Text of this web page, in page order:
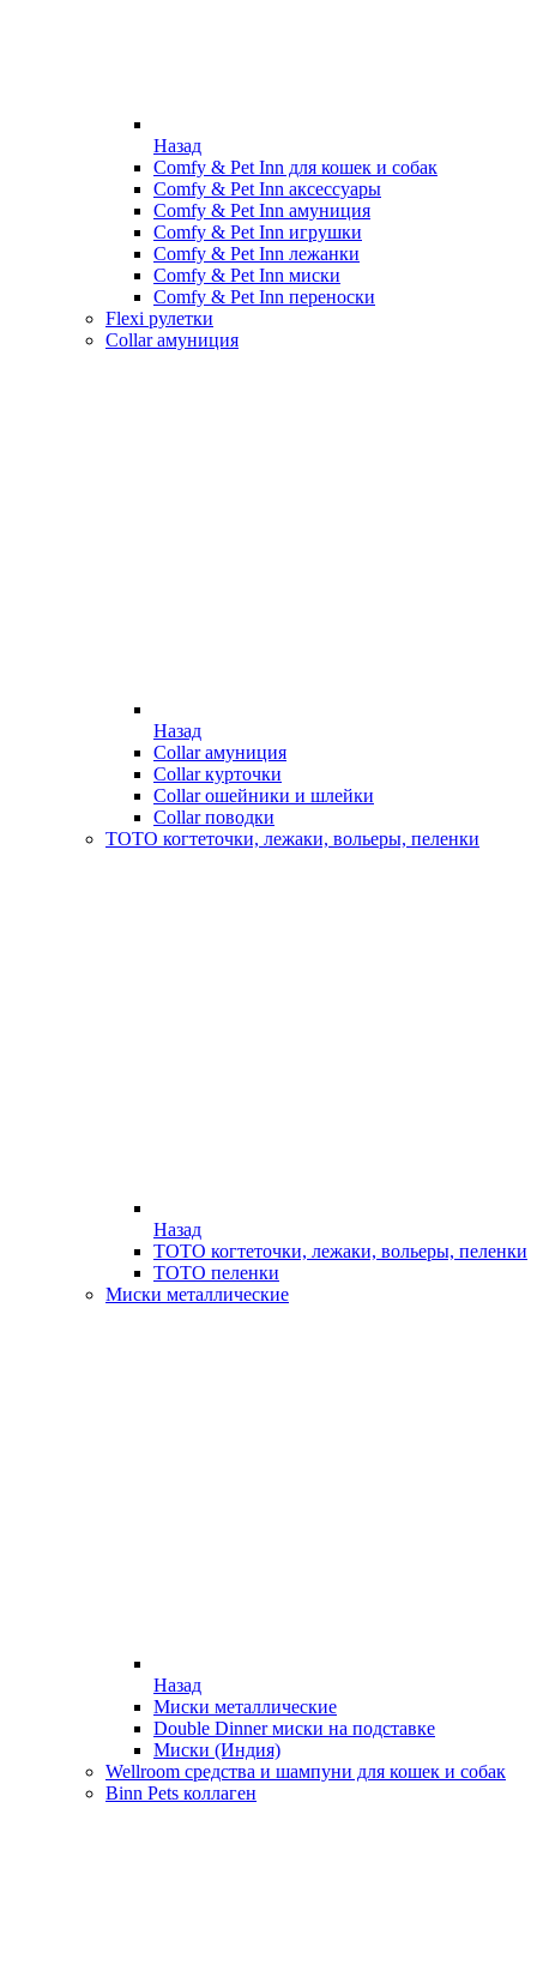
Назад
Comfy & Pet Inn для кошек и собак
Comfy & Pet Inn аксессуары
Comfy & Pet Inn амуниция
Comfy & Pet Inn игрушки
Comfy & Pet Inn лежанки
Comfy & Pet Inn миски
Comfy & Pet Inn переноски
Flexi рулетки
Collar амуниция
Назад
Collar амуниция
Collar курточки
Collar ошейники и шлейки
Collar поводки
ТОТО когтеточки, лежаки, вольеры, пеленки
Назад
ТОТО когтеточки, лежаки, вольеры, пеленки
ТОТО пеленки
Миски металлические
Назад
Миски металлические
Double Dinner миски на подставке
Миски (Индия)
Wellroom средства и шампуни для кошек и собак
Binn Pets коллаген